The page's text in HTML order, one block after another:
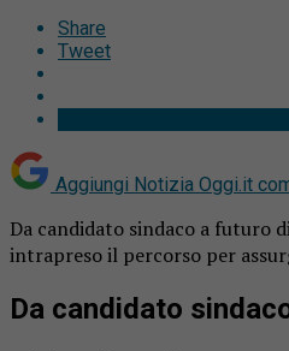
Share
Tweet
Aggiungi Notizia Oggi.it
Da candidato sindaco a futuro
intrapreso il percorso per
Da candidato